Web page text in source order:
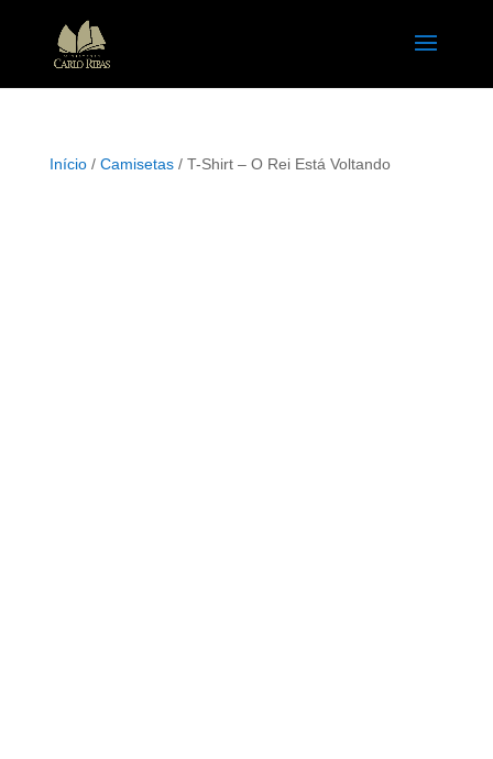
Início/ Camisetas/ T-Shirt – O Rei Está Voltando